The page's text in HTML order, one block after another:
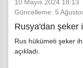
10 Mayıs 2024 18:13
Güncelleme: 5
Rusya'dan şeker
Rus hükümeti şeker
açıkladı.